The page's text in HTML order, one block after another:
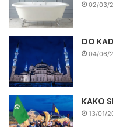
02/03/
DO
04/06/
KAKO
13/01/